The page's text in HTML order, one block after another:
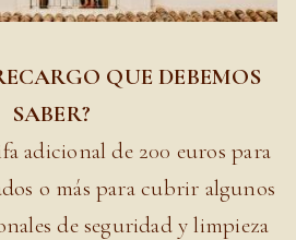
QUE DEBEMOS
SABER?
adicional de 200 euros para
o más para cubrir algunos
de seguridad y limpieza